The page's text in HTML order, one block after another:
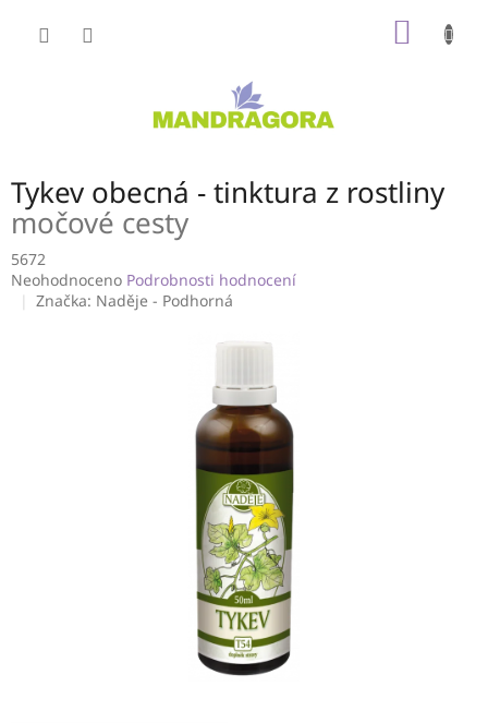
Tykev obecná - tinktura z rostliny
močové cesty
5672
Průměrné
hodnocení
Neohodnoceno Podrobnosti hodnocení
Značka: Naděje - Podhorná